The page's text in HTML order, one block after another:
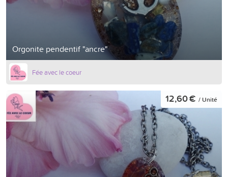
Orgonite pendentif "ancre"
Fée avec le coeur
12,60 € / Unité